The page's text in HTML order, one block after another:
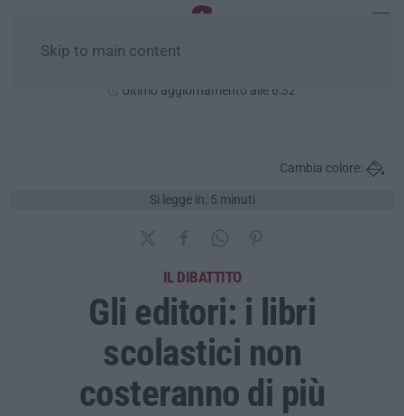
Skip to main content
Ultimo aggiornamento alle 6:32
Si legge in: 5 minuti
Cambia colore:
IL DIBATTITO
Gli editori: i libri
scolastici non
costeranno di più